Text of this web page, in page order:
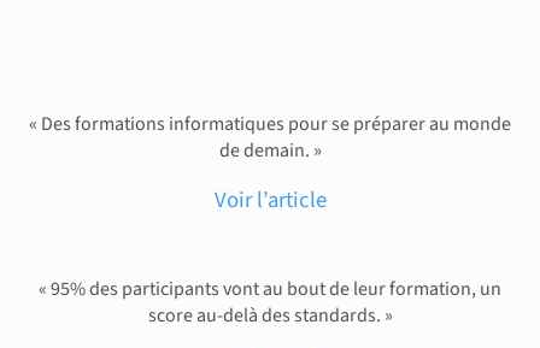
« Des formations informatiques pour se préparer au monde
de demain. »
Voir l’article
« 95% des participants vont au bout de leur formation, un
score au-delà des standards. »